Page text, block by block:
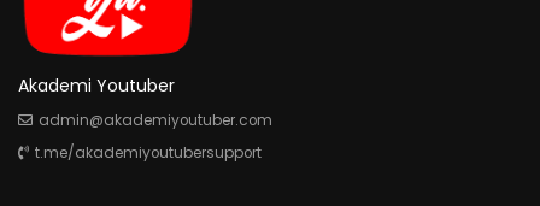
Akademi Youtuber
admin@akademiyoutuber.com
t.me/akademiyoutubersupport